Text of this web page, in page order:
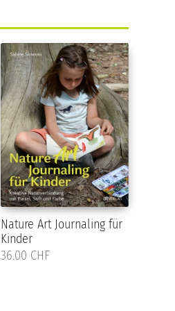
Nature Art Journaling für
Kinder
36.00 CHF